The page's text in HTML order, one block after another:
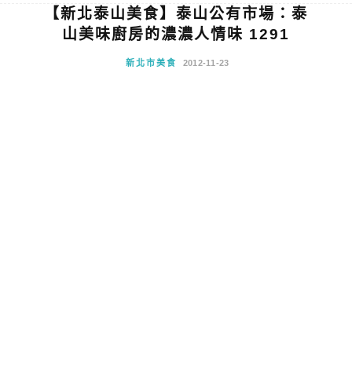
【新北泰山美食】泰山公有市場：泰
山美味廚房的濃濃人情味 1291
新北市美食 2012-11-23